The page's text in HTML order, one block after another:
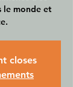
le monde et
closes